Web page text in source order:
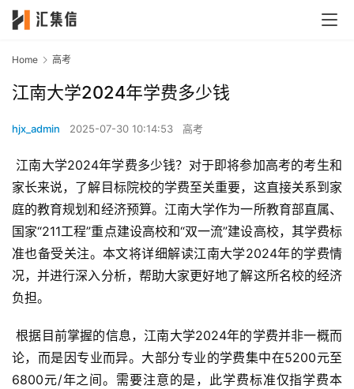
Home 高考
江南大学2024年学费多少钱
hjx_admin 2025-07-30 10:14:53 高考
家长来说，了解目标院校的学费至关重要，这直接关系到家
庭的教育规划和经济预算。江南大学作为一所教育部直属、
国家“211工程”重点建设高校和“双一流”建设高校，其学费标
准也备受关注。本文将详细解读江南大学2024年的学费情
况，并进行深入分析，帮助大家更好地了解这所名校的经济
负担。
根据目前掌握的信息，江南大学2024年的学费并非一概而
论，而是因专业而异。大部分专业的学费集中在5200元至
6800元/年之间。需要注意的是，此学费标准仅指学费本